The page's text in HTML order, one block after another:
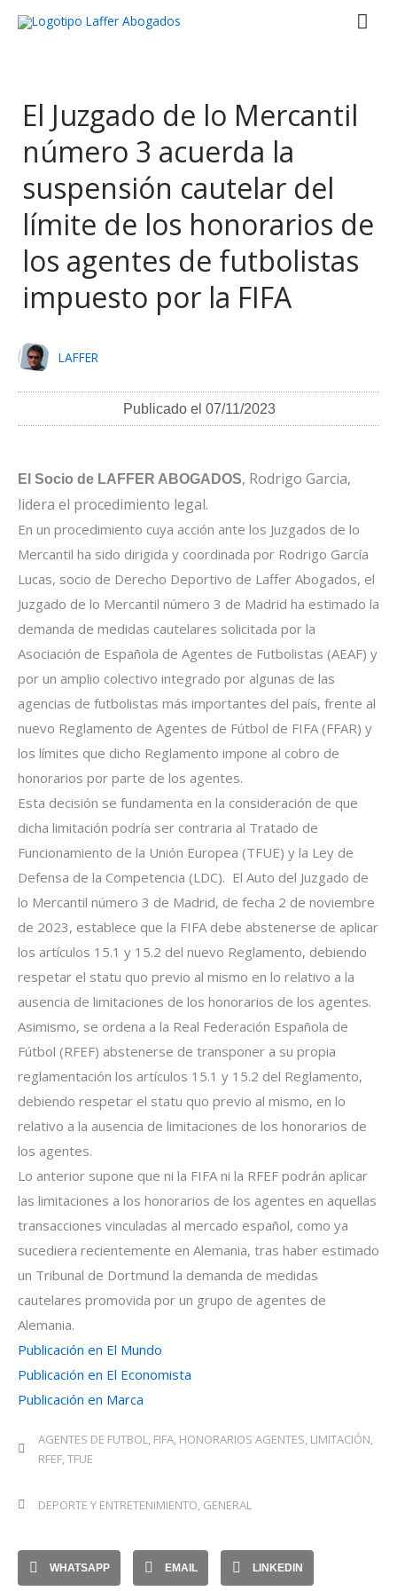
El Juzgado de lo Mercantil
número 3 acuerda la
suspensión cautelar del
límite de los honorarios de
los agentes de futbolistas
impuesto por la FIFA
LAFFER
Publicado el 07/11/2023
El Socio de LAFFER ABOGADOS, Rodrigo Garcia,
lidera el procedimiento legal.
En un procedimiento cuya acción ante los Juzgados de lo
Mercantil ha sido dirigida y coordinada por Rodrigo García
Lucas, socio de Derecho Deportivo de Laffer Abogados, el
Juzgado de lo Mercantil número 3 de Madrid ha estimado la
demanda de medidas cautelares solicitada por la
Asociación de Española de Agentes de Futbolistas (AEAF) y
por un amplio colectivo integrado por algunas de las
agencias de futbolistas más importantes del país, frente al
nuevo Reglamento de Agentes de Fútbol de FIFA (FFAR) y
los límites que dicho Reglamento impone al cobro de
honorarios por parte de los agentes.
Esta decisión se fundamenta en la consideración de que
dicha limitación podría ser contraria al Tratado de
Funcionamiento de la Unión Europea (TFUE) y la Ley de
Defensa de la Competencia (LDC). El Auto del Juzgado de
lo Mercantil número 3 de Madrid, de fecha 2 de noviembre
de 2023, establece que la FIFA debe abstenerse de aplicar
los artículos 15.1 y 15.2 del nuevo Reglamento, debiendo
respetar el statu quo previo al mismo en lo relativo a la
ausencia de limitaciones de los honorarios de los agentes.
Asimismo, se ordena a la Real Federación Española de
Fútbol (RFEF) abstenerse de transponer a su propia
reglamentación los artículos 15.1 y 15.2 del Reglamento,
debiendo respetar el statu quo previo al mismo, en lo
relativo a la ausencia de limitaciones de los honorarios de
los agentes.
Lo anterior supone que ni la FIFA ni la RFEF podrán aplicar
las limitaciones a los honorarios de los agentes en aquellas
transacciones vinculadas al mercado español, como ya
sucediera recientemente en Alemania, tras haber estimado
un Tribunal de Dortmund la demanda de medidas
cautelares promovida por un grupo de agentes de
Alemania.
Publicación en El Mundo
Publicación en El Economista
Publicación en Marca
AGENTES DE FUTBOL, FIFA, HONORARIOS AGENTES, LIMITACIÓN,
RFEF,TFUE
DEPORTE Y ENTRETENIMIENTO, GENERAL
WHATSAPP EMAIL LINKEDIN